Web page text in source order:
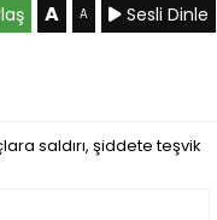
A A Sesli Dinle
saldırı, şiddete teşvik